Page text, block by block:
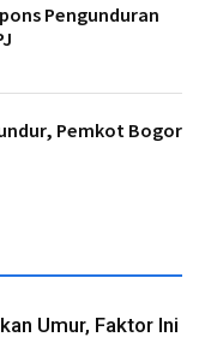
Pengunduran
Pemkot Bogor
Umur, Faktor Ini